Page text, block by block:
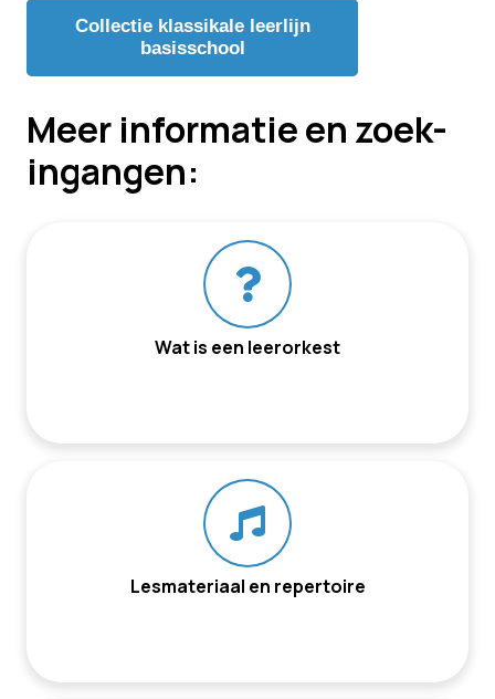
Collectie klassikale leerlijn
basisschool
Meer informatie en zoek-
ingangen:
Wat is een leerorkest
Lesmateriaal en repertoire